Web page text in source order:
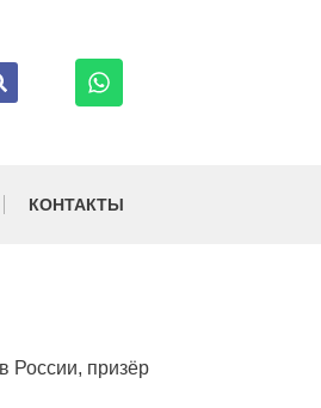
КОНТАКТЫ
России, призёр